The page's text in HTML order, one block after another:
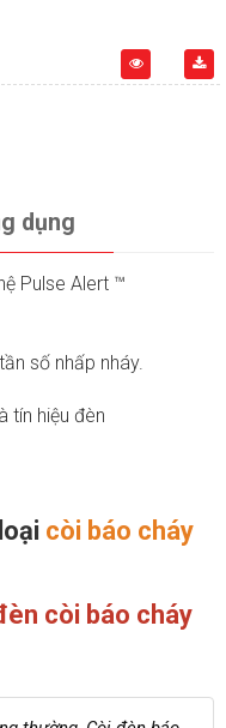
dụng
Pulse Alert ™
số nhấp nháy.
tín hiệu đèn
còi báo cháy
còi báo cháy